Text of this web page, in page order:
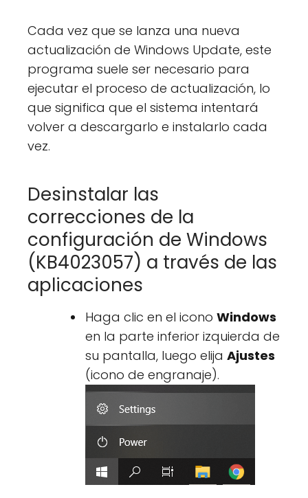
Cada vez que se lanza una nueva
actualización de Windows Update, este
programa suele ser necesario para
ejecutar el proceso de actualización, lo
que significa que el sistema intentará
volver a descargarlo e instalarlo cada
vez.
Desinstalar las
correcciones de la
configuración de Windows
(KB4023057) a través de las
aplicaciones
Haga clic en el icono Windows
en la parte inferior izquierda de
su pantalla, luego elija Ajustes
(icono de engranaje).